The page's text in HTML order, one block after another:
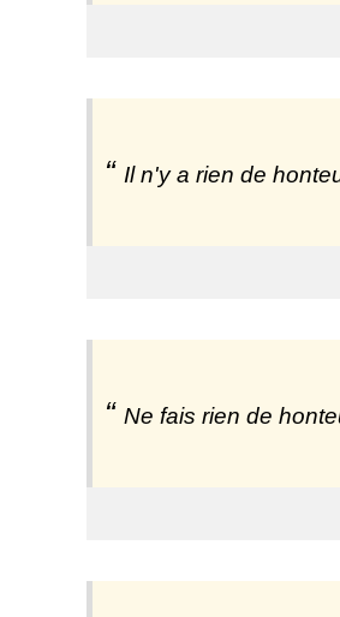
Il n'y a rien de
Ne fais rien de